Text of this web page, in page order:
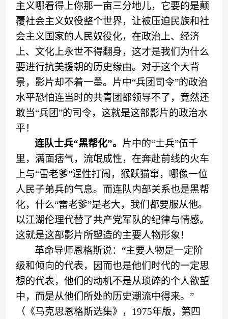
主义哪看得上你那一亩三分地儿， 它要的是颠
覆社会主义奴役整个世界，让被压迫民族和社
会主义国家的人民奴役化，在政治上、经济
上、文化上永世不得翻身，这才是我们为什么
要进行抗美援朝的历史缘由。 对于这个大背
景，影片却不着一墨。片中“兵团司令”的政治
水平恐怕连当时的共青团都领导不了，竟然还
敢当“兵团”的司令， 这就是这部影片的政治水
平！
连队士兵“黑帮化”。 片中的“士兵”伍千
里 ，满面痞气，流氓成性，在奔赴前线的火车
上与“雷老爹”逞性打闹，猴跃猫窜， 哪像一位
人民子弟兵的气息。而连队内部关系也是黑帮
化，什么“雷老爹”是老大， 我们都要服从他。
以江湖伦理代替了共产党军队的纪律与情感。
这就是这部影片所塑造的主要人物形象！
革命导师恩格斯说： “主要人物是一定阶
级和倾向的代表，因而也是他们时代的一定思
想的代表，他们的动机不是从琐碎的个人欲望
中，而是从他们所处的历史潮流中得来。”
（《马克思恩格斯选集》， 1975年版，第四